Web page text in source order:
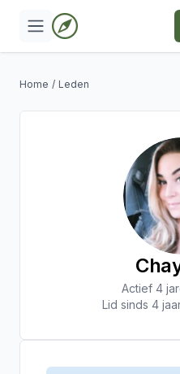
Home / Leden
Actief 4
Lid sinds 4